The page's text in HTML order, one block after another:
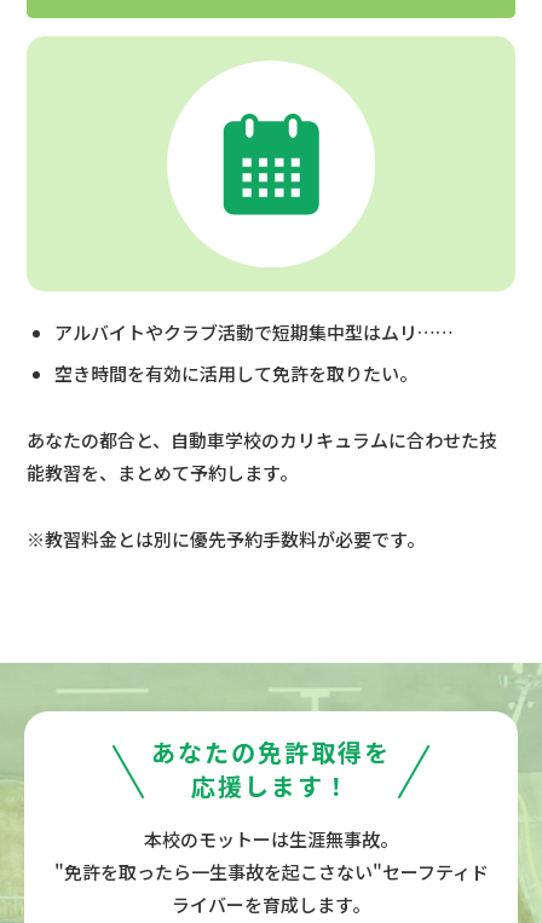
アルバイトやクラブ活動で短期集中型はムリ……
空き時間を有効に活用して免許を取りたい。
あなたの都合と、自動車学校のカリキュラムに合わせた技
能教習を、まとめて予約します。
※教習料金とは別に優先予約手数料が必要です。
あなたの免許取得を
応援します！
本校のモットーは生涯無事故。
"免許を取ったら一生事故を起こさない"セーフティド
ライバーを育成します。